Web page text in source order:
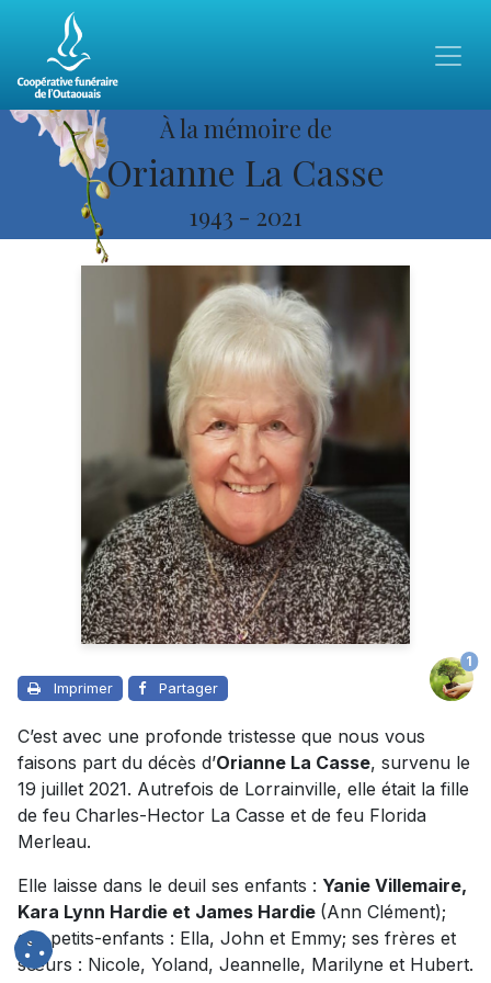
À la mémoire de
Orianne La Casse
1943 - 2021
Imprimer Partager
1
C’est avec une profonde tristesse que nous vous
faisons part du décès d’Orianne La Casse, survenu le
19 juillet 2021. Autrefois de Lorrainville, elle était la fille
de feu Charles-Hector La Casse et de feu Florida
Merleau.
Elle laisse dans le deuil ses enfants : Yanie Villemaire,
Kara Lynn Hardie et James Hardie (Ann Clément);
ses petits-enfants : Ella, John et Emmy; ses frères et
sœurs : Nicole, Yoland, Jeannelle, Marilyne et Hubert.